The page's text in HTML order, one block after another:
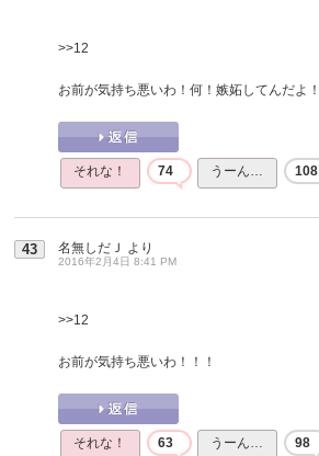
>>12
お前が気持ち悪いわ！何！嫉妬してんだよ！
それな！ 74 うーん… 108
43 名無しだＪ より
2016年2月4日 8:41 PM
>>12
お前が気持ち悪いわ！！！
それな！ 63 うーん… 98